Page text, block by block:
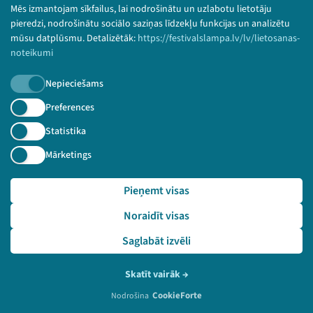
Mēs izmantojam sīkfailus, lai nodrošinātu un uzlabotu lietotāju
pieredzi, nodrošinātu sociālo saziņas līdzekļu funkcijas un analizētu
mūsu datplūsmu. Detalizētāk: https://festivalslampa.lv/lv/lietosanas-
noteikumi
Nepieciešams
Preferences
Statistika
Mārketings
Saglabāt izvēli
Noraidīt visas
Pieņemt visas
Skatīt vairāk→
Nodrošina CookieForte
© 2026 Sarunu festivāls LAMPA Visas tiesības
paturētas.
Piesakies jaunumiem!
Nepalaid garām aktuālāko informāciju!
Pieteikties
🔗 https://festivalslampa.lv/lv/pasakums/3243